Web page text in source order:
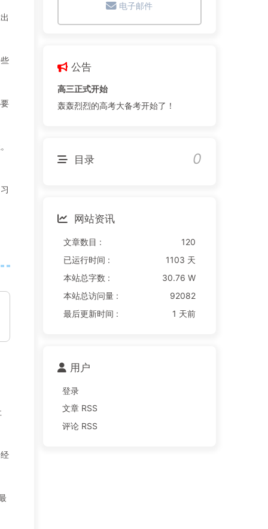
电子邮件
公告
高三正式开始
轰轰烈烈的高考大备考开始了！
目录 0
网站资讯
文章数目 :
120
已运行时间 :
1103 天
本站总字数 :
30.76 W
本站总访问量 :
92082
最后更新时间 :
1 天前
用户
登录
文章 RSS
评论 RSS